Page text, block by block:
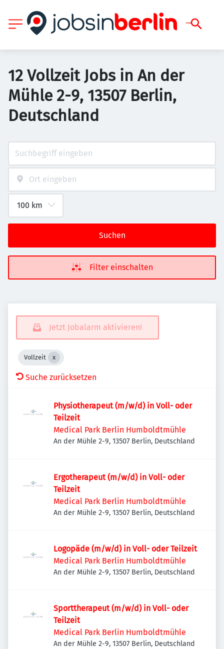
12 Vollzeit Jobs in An der
Mühle 2-9, 13507 Berlin,
Deutschland
Suchen
Filter einschalten
Jetzt Jobalarm aktivieren!
Vollzeit
Suche zurücksetzen
Physiotherapeut (m/w/d) in Voll- oder
Teilzeit
Medical Park Berlin Humboldtmühle
An der Mühle 2-9, 13507 Berlin, Deutschland
Ergotherapeut (m/w/d) in Voll- oder
Teilzeit
Medical Park Berlin Humboldtmühle
An der Mühle 2-9, 13507 Berlin, Deutschland
Logopäde (m/w/d) in Voll- oder Teilzeit
Medical Park Berlin Humboldtmühle
An der Mühle 2-9, 13507 Berlin, Deutschland
Sporttherapeut (m/w/d) in Voll- oder
Teilzeit
Medical Park Berlin Humboldtmühle
An der Mühle 2-9, 13507 Berlin, Deutschland